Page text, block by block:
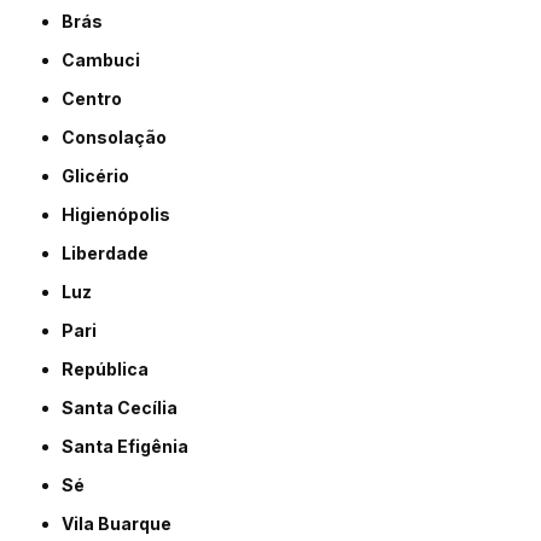
Brás
Cambuci
Centro
Consolação
Glicério
Higienópolis
Liberdade
Luz
Pari
República
Santa Cecília
Santa Efigênia
Sé
Vila Buarque